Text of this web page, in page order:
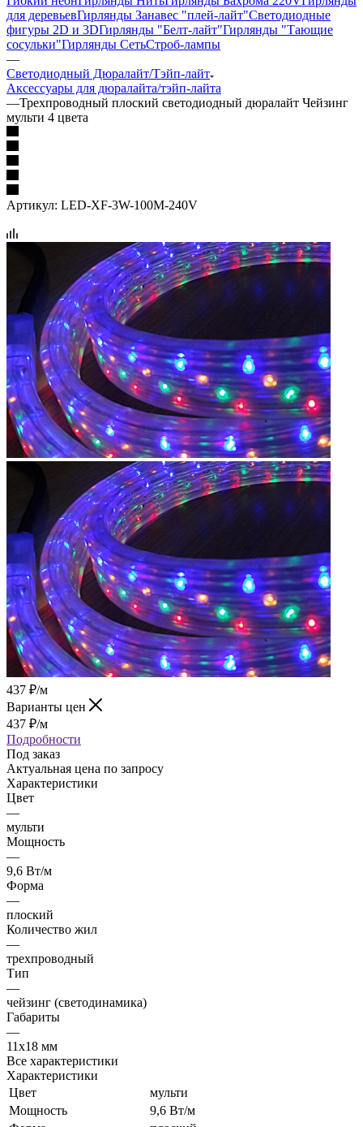
для деревьевГирлянды Занавес "плей-лайт"Светодиодные
фигуры 2D и 3DГирлянды "Белт-лайт"Гирлянды "Тающие
сосульки"Гирлянды СетьСтроб-лампы
—
Светодиодный Дюралайт/Тэйп-лайт
Аксессуары для дюралайта/тэйп-лайта
—Трехпроводный плоский светодиодный дюралайт Чейзинг
мульти 4 цвета
Артикул: LED-XF-3W-100M-240V
437 ₽/м
Варианты цен
437 ₽/м
Подробности
Под заказ
Актуальная цена по запросу
Характеристики
Цвет
—
мульти
Мощность
—
9,6 Вт/м
Форма
—
плоский
Количество жил
—
трехпроводный
Тип
—
чейзинг (светодинамика)
Габариты
—
11х18 мм
Все характеристики
Характеристики
Цвет
мульти
Мощность
9,6 Вт/м